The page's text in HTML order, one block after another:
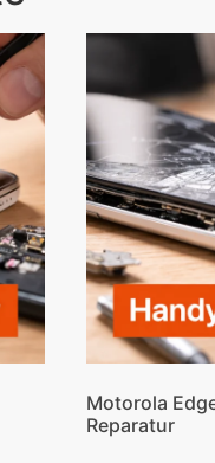
Motorola
Reparatur